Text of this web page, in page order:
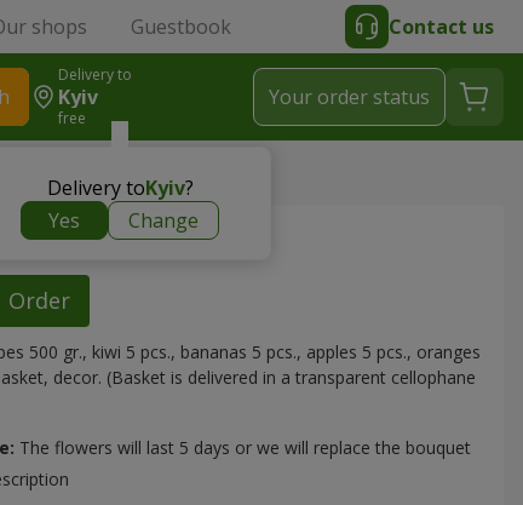
shops Guestbook Contact us
Delivery to
Kyiv
free
Delivery toKyiv?
Yes
Change
Your order status
"Fruit Jazz"
Order
500 gr., kiwi 5 pcs., bananas 5 pcs., apples 5 pcs., oranges
decor. (Basket is delivered in a transparent cellophane
The flowers will last 5 days or we will replace the bouquet